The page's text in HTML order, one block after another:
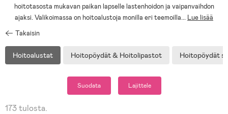
hoitotasosta mukavan paikan lapselle lastenhoidon ja vaipanvaihdon
ajaksi. Valikoimassa on hoitoalustoja monilla eri teemoilla... Lue lisää
Takaisin
Hoitoalustat Hoitopöydät & Hoitolipastot Hoitopöydät
Suodata Lajittele
173 tulosta.